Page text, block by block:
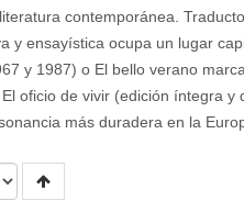
contemporánea.
y ensayística ocupa un lugar
y 1987) o El bello verano
oficio de vivir (edición íntegra
más duradera en la